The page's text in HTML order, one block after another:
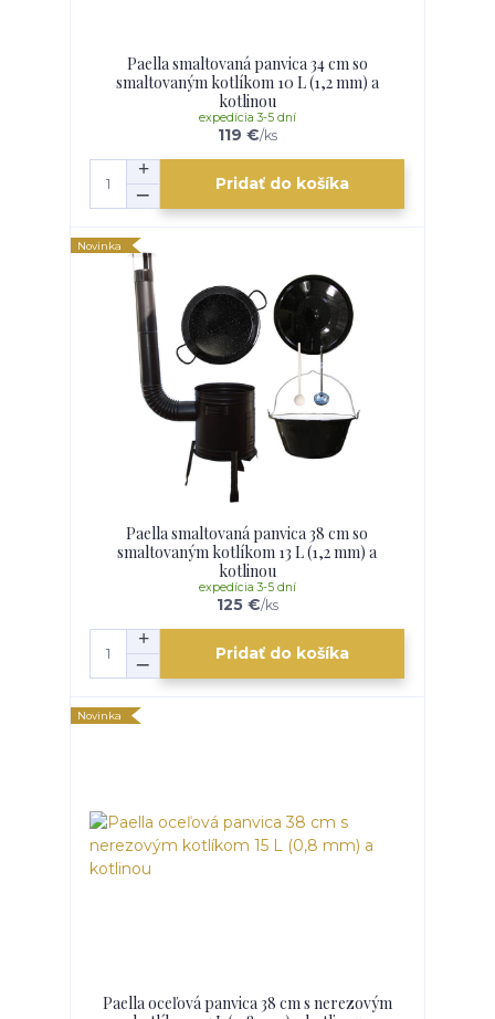
Paella smaltovaná panvica 34 cm so
smaltovaným kotlíkom 10 L (1,2 mm) a
kotlinou
119 €/ks
expedícia 3-5 dní
Pridať do košíka
Novinka
Paella smaltovaná panvica 38 cm so
smaltovaným kotlíkom 13 L (1,2 mm) a
kotlinou
125 €/ks
expedícia 3-5 dní
Pridať do košíka
Novinka
Paella oceľová panvica 38 cm s nerezovým